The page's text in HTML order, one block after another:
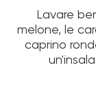
Lavare
melone, le
caprino